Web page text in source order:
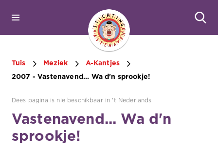
Tuis Meziek
A-Kantjes
2007 - Vastenavend... Wa d'n sprookje!
Dees pagina is nie beschikbaar in 't Nederlands
Vastenavend... Wa d'n
sprookje!